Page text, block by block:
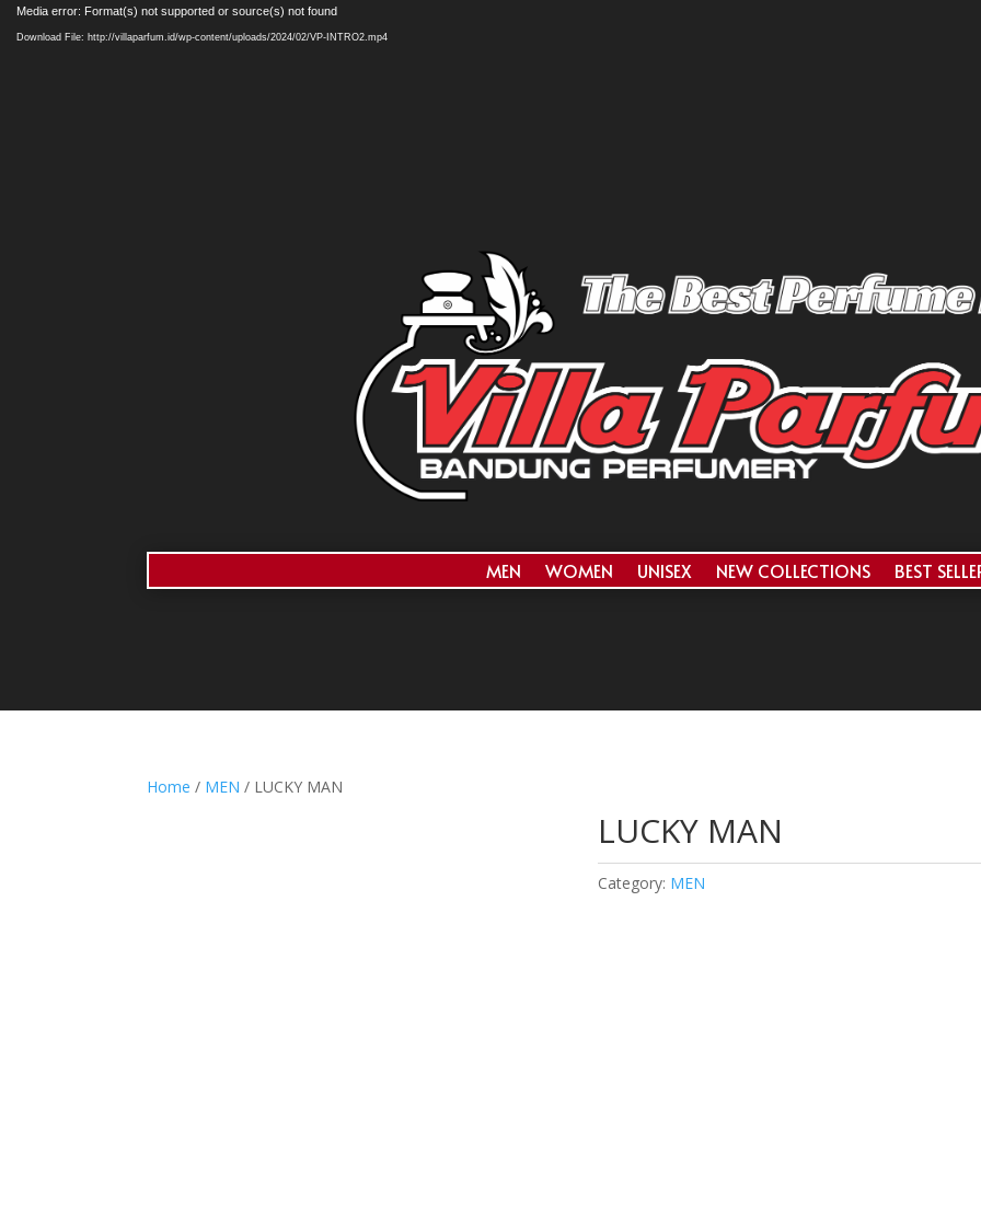
Video
Player
Media error: Format(s) not supported or source(s) not found
Download File: http://villaparfum.id/wp-content/uploads/2024/02/VP-INTRO2.mp4
MEN WOMEN UNISEX NEW COLLECTIONS BEST
Home / MEN / LUCKY MAN
LUCKY MAN
Category: MEN